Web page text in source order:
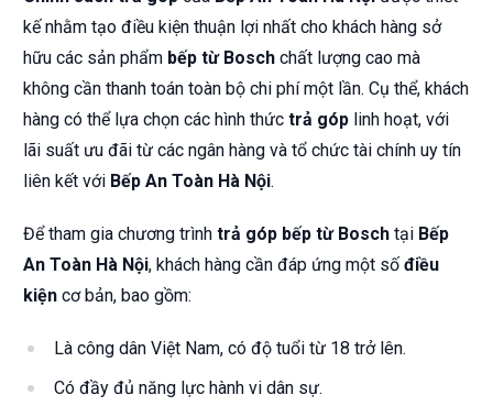
kế nhằm tạo điều kiện thuận lợi nhất cho khách hàng sở
hữu các sản phẩm bếp từ Bosch chất lượng cao mà
không cần thanh toán toàn bộ chi phí một lần. Cụ thể, khách
hàng có thể lựa chọn các hình thức trả góp linh hoạt, với
lãi suất ưu đãi từ các ngân hàng và tổ chức tài chính uy tín
liên kết với Bếp An Toàn Hà Nội.
Để tham gia chương trình trả góp bếp từ Bosch tại Bếp
An Toàn Hà Nội, khách hàng cần đáp ứng một số điều
kiện cơ bản, bao gồm:
Là công dân Việt Nam, có độ tuổi từ 18 trở lên.
Có đầy đủ năng lực hành vi dân sự.